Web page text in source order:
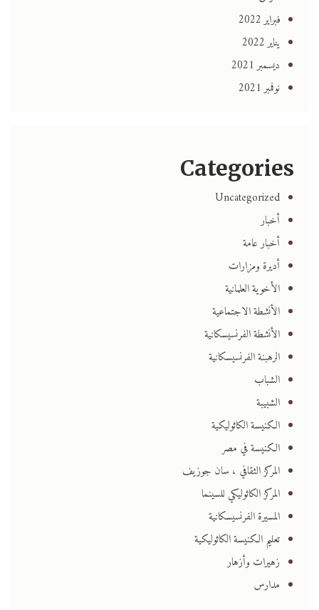
فبراير 2022
يناير 2022
ديسمبر 2021
نوفمبر 2021
Categories
Uncategorized
أخبار
أخبار عامة
أديرة ومزارات
الأخوية العلمانية
الأنشطة الاجتماعية
الأنشطة الفرنسيسكانية
الرهبنة الفرنسيسكانية
الشباب
الشبيبة
الكنيسة الكاثوليكية
الكنيسة في مصر
المركز الثقافي ، سان جوزيف
المركز الكاثوليكي للسينما
المسيرة الفرنسيسكانية
تعليم الكنيسة الكاثوليكية
زهيرات وأزهار
مدارس